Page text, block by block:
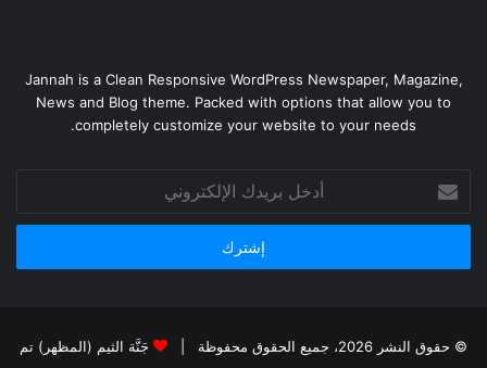
Jannah is a Clean Responsive WordPress Newspaper, Magazine,
News and Blog theme. Packed with options that allow you to
completely customize your website to your needs.
بريدك
الإلكتروني
© حقوق النشر 2026، جميع الحقوق محفوظة | جَنَّة الثيم (المظهر) تم